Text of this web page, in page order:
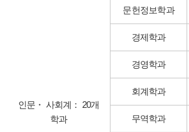
인문・ 사회계： 20개
학과
문헌정보학과
경제학과
경영학과
회계학과
무역학과